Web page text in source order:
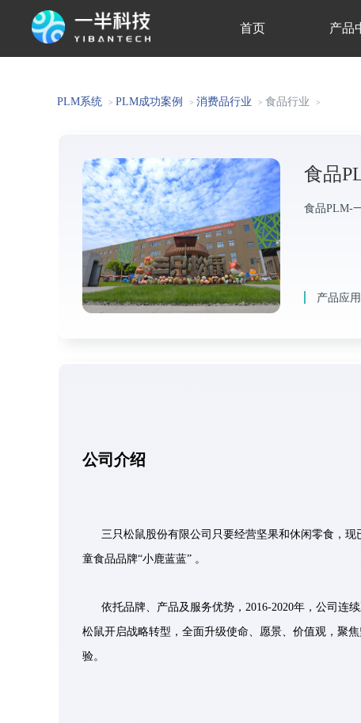
首页 产品
PLM系统 > PLM成功案例 > 消费品行业 > 食品行业 >
食品
食品PLM-
产品应用
公司介绍
三只松鼠股份有限公司只要经营坚果和休闲零食，
童食品品牌“小鹿蓝蓝” 。
依托品牌、产品及服务优势，2016-2020年，公司连
松鼠开启战略转型，全面升级使命、愿景、价值观，聚
验。